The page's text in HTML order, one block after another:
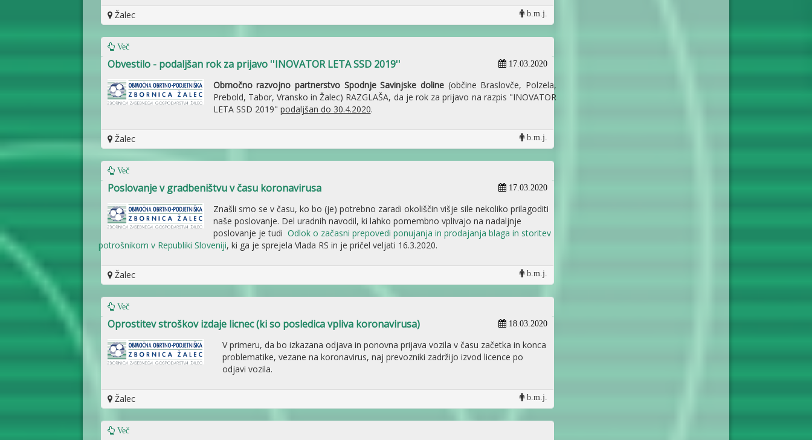
Žalec b.m.j.
Več
17.03.2020
Obvestilo - podaljšan rok za prijavo ''INOVATOR LETA SSD 2019''
Območno razvojno partnerstvo Spodnje Savinjske doline (občine Braslovče, Polzela,
Prebold, Tabor, Vransko in Žalec) RAZGLAŠA, da je rok za prijavo na razpis "INOVATOR
LETA SSD 2019" podaljšan do 30.4.2020.
Žalec b.m.j.
Več
17.03.2020
Poslovanje v gradbeništvu v času koronavirusa
Znašli smo se v času, ko bo (je) potrebno zaradi okoliščin višje sile nekoliko prilagoditi
naše poslovanje. Del uradnih navodil, ki lahko pomembno vplivajo na nadaljnje
poslovanje je tudi Odlok o začasni prepovedi ponujanja in prodajanja blaga in storitev
potrošnikom v Republiki Sloveniji, ki ga je sprejela Vlada RS in je pričel veljati 16.3.2020.
Žalec b.m.j.
Več
18.03.2020
Oprostitev stroškov izdaje licnec (ki so posledica vpliva koronavirusa)
V primeru, da bo izkazana odjava in ponovna prijava vozila v času začetka in konca
problematike, vezane na koronavirus, naj prevozniki zadržijo izvod licence po
odjavi vozila.
Žalec b.m.j.
Več